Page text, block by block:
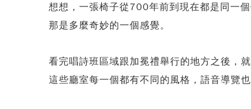
想想，一張椅子從700年前到現在都是同一
那是多麼奇妙的一個感覺。
看完唱詩班區域跟加冕禮舉行的地方之後，
這些廳室每一個都有不同的風格，語音導覽也